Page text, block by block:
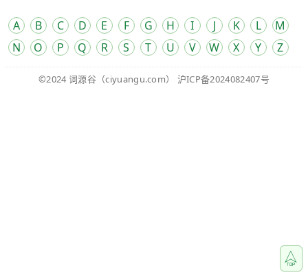
A B C D E F G H I J K L
M
N
O P Q R S T U V W X Y Z
©2024 词源谷 （ciyuangu.com） 沪ICP备2024082407号